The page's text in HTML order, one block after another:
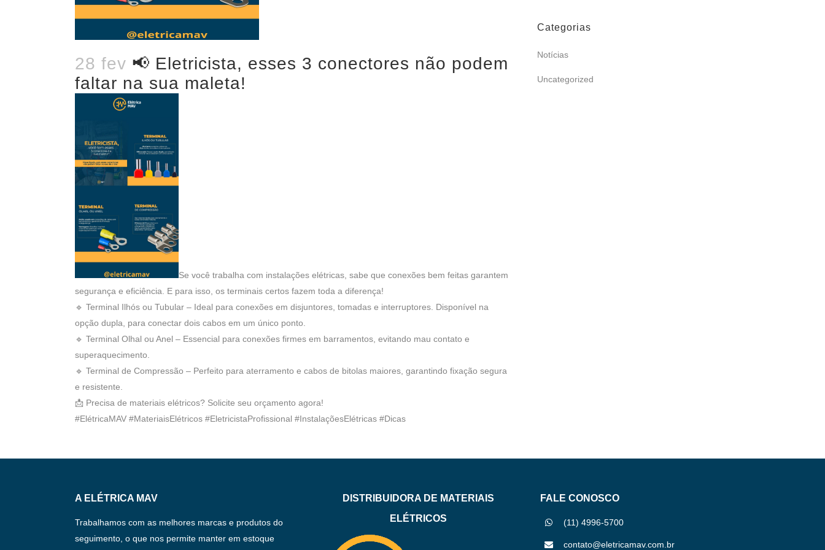
28 fev 📢 Eletricista, esses 3 conectores não podem
faltar na sua maleta!
Se você trabalha com instalações elétricas, sabe que conexões bem feitas garantem
segurança e eficiência. E para isso, os terminais certos fazem toda a diferença!
🔹 Terminal Ilhós ou Tubular – Ideal para conexões em disjuntores, tomadas e interruptores. Disponível na
opção dupla, para conectar dois cabos em um único ponto.
🔹 Terminal Olhal ou Anel – Essencial para conexões firmes em barramentos, evitando mau contato e
superaquecimento.
🔹 Terminal de Compressão – Perfeito para aterramento e cabos de bitolas maiores, garantindo fixação segura
e resistente.
📩 Precisa de materiais elétricos? Solicite seu orçamento agora!
#ElétricaMAV #MateriaisElétricos #EletricistaProfissional #InstalaçõesElétricas #Dicas
Categorias
Notícias
Uncategorized
A ELÉTRICA MAV
Trabalhamos com as melhores marcas e produtos do
seguimento, o que nos permite manter em estoque
DISTRIBUIDORA DE MATERIAIS
ELÉTRICOS
FALE CONOSCO
(11) 4996-5700
contato@eletricamav.com.br